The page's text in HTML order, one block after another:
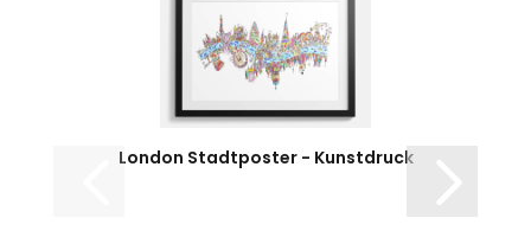
London Stadtposter - Kunstdruck